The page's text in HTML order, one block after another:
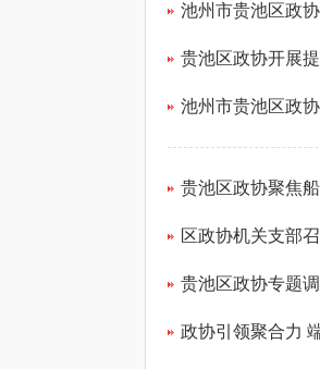
池州市贵池区政
贵池区政协开展
池州市贵池区政
贵池区政协聚焦
区政协机关支部
贵池区政协专题
政协引领聚合力